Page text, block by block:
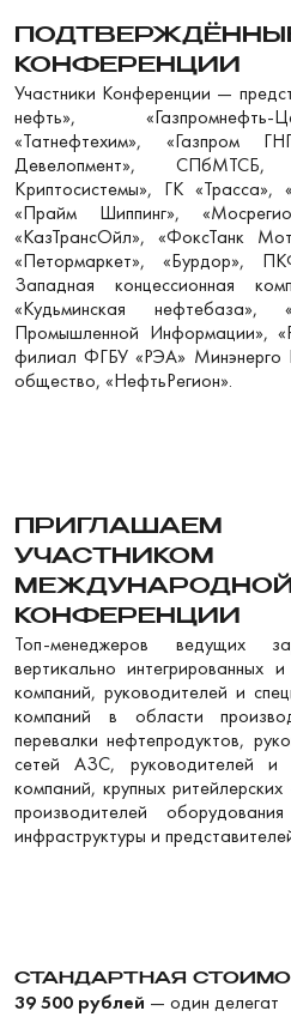
КОНФЕРЕНЦИИ
Участники Конференции —
нефть»,
«Татнефтехим», «Газпром
Девелопмент»,
Криптосистемы», ГК «Трасса»,
«Прайм Шиппинг»,
«КазТрансОйл», «ФоксТанк
«Петормаркет», «Бурдор»,
Западная концессионная
«Кудьминская нефтебаза»,
Промышленной Информации»,
филиал ФГБУ «РЭА» Минэнерго
общество, «НефтьРегион».
МЕЖДУНАРОДНОЙ
КОНФЕРЕНЦИИ
Топ-менеджеров ведущих
вертикально интегрированных
компаний, руководителей и
компаний в области
перевалки нефтепродуктов,
сетей АЗС, руководителей и
компаний, крупных
производителей
инфраструктуры и
СТАНДАРТНАЯ
39 500 рублей — один делегат